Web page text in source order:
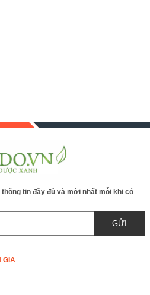
tin đầy đủ và mới nhất mỗi khi có
GỬI
GIA